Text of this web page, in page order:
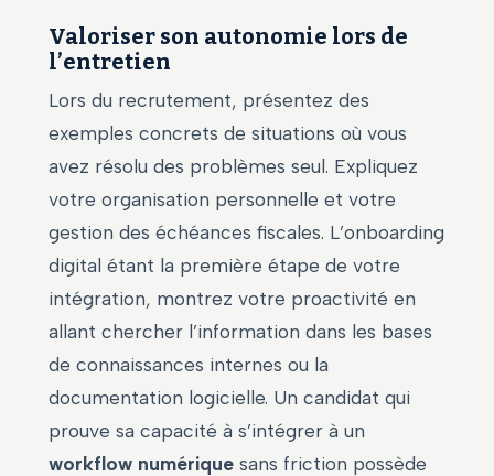
Valoriser son autonomie lors de
l’entretien
Lors du recrutement, présentez des
exemples concrets de situations où vous
avez résolu des problèmes seul. Expliquez
votre organisation personnelle et votre
gestion des échéances fiscales. L’onboarding
digital étant la première étape de votre
intégration, montrez votre proactivité en
allant chercher l’information dans les bases
de connaissances internes ou la
documentation logicielle. Un candidat qui
prouve sa capacité à s’intégrer à un
workflow numérique sans friction possède